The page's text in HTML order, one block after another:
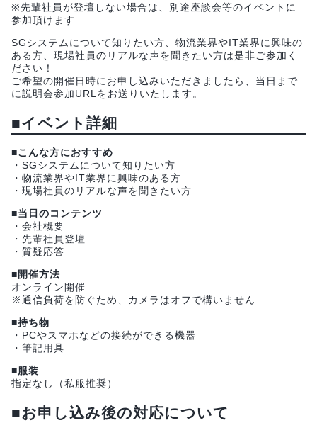
※先輩社員が登壇しない場合は、別途座談会等のイベントに
参加頂けます
SGシステムについて知りたい方、物流業界やIT業界に興味の
ある方、現場社員のリアルな声を聞きたい方は是非ご参加く
ださい！
ご希望の開催日時にお申し込みいただきましたら、当日まで
に説明会参加URLをお送りいたします。
■イベント詳細
■こんな方におすすめ
・SGシステムについて知りたい方
・物流業界やIT業界に興味のある方
・現場社員のリアルな声を聞きたい方
■当日のコンテンツ
・会社概要
・先輩社員登壇
・質疑応答
■開催方法
オンライン開催
※通信負荷を防ぐため、カメラはオフで構いません
■持ち物
・PCやスマホなどの接続ができる機器
・筆記用具
■服装
指定なし（私服推奨）
■お申し込み後の対応について